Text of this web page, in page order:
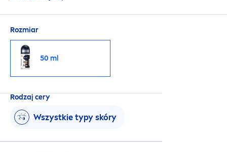
Rozmiar
50 ml
Rodzaj cery
Wszystkie typy skóry